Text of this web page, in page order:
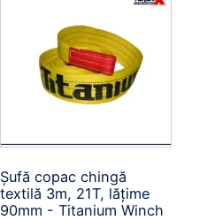
Șufă copac chingă
textilă 3m, 21T, lățime
90mm - Titanium Winch